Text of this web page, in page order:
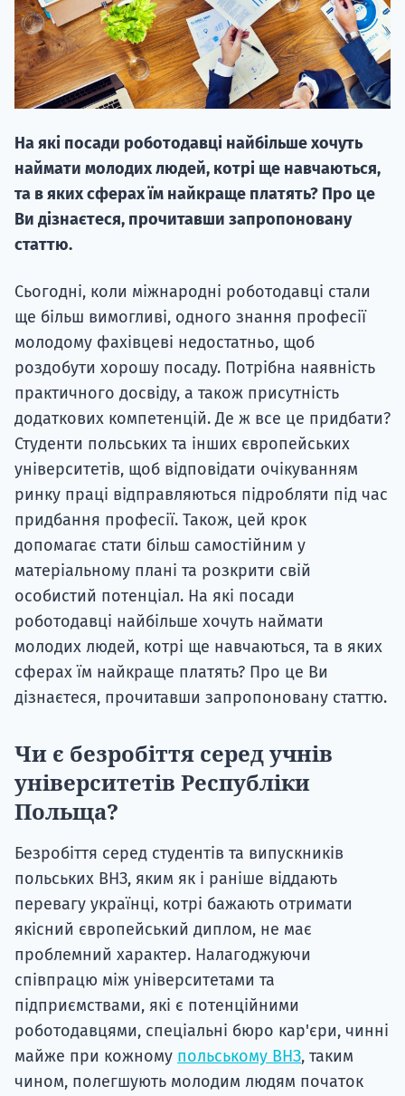
На які посади роботодавці найбільше хочуть
наймати молодих людей, котрі ще навчаються,
та в яких сферах їм найкраще платять? Про це
Ви дізнаєтеся, прочитавши запропоновану
статтю.
Сьогодні, коли міжнародні роботодавці стали
ще більш вимогливі, одного знання професії
молодому фахівцеві недостатньо, щоб
роздобути хорошу посаду. Потрібна наявність
практичного досвіду, а також присутність
додаткових компетенцій. Де ж все це придбати?
Студенти польських та інших європейських
університетів, щоб відповідати очікуванням
ринку праці відправляються підробляти під час
придбання професії. Також, цей крок
допомагає стати більш самостійним у
матеріальному плані та розкрити свій
особистий потенціал. На які посади
роботодавці найбільше хочуть наймати
молодих людей, котрі ще навчаються, та в яких
сферах їм найкраще платять? Про це Ви
дізнаєтеся, прочитавши запропоновану статтю.
Чи є безробіття серед учнів
університетів Республіки
Польща?
Безробіття серед студентів та випускників
польських ВНЗ, яким як і раніше віддають
перевагу українці, котрі бажають отримати
якісний європейський диплом, не має
проблемний характер. Налагоджуючи
співпрацю між університетами та
підприємствами, які є потенційними
роботодавцями, спеціальні бюро кар'єри, чинні
майже при кожному польському ВНЗ, таким
чином, полегшують молодим людям початок
20.09
"Навчання
НАБІР